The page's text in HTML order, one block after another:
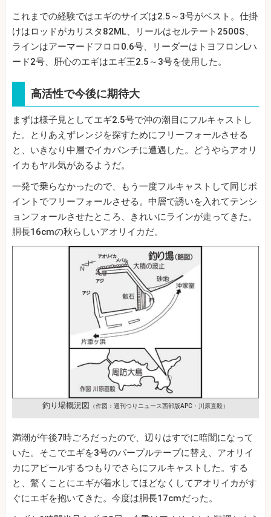
これまでの経験ではエギのサイズは2.5～3号がベスト。仕掛
けはロッドがカリスタ82ML、リールはセルテート2500S、
ラインはアーマードフロロ0.6号、リーダーはトヨフロンLハ
ード2号、肝心のエギはエギ王2.5～3号を使用した。
高活性で今後に期待大
まずは様子見としてエギ2.5号で沖の潮目にフルキャストし
た。とりあえずレンジを探すためにフリーフォールさせる
と、いきなり中層でイカパンチに遭遇した。どうやらアオリ
イカもヤル気があるようだ。
一発で乗らなかったので、もう一度フルキャストして同じポ
イントでフリーフォールさせる。中層で誘いを入れてテンシ
ョンフォールさせたところ、きれいにラインが走ってきた。
胴長16cmの秋らしいアオリイカだ。
釣り場概況図 （作図：週刊つりニュース西部版APC・川原直毅）
満潮が午後7時ごろだったので、辺りはすでに暗闇になって
いた。そこでエギを3号のパープルテープに替え、アオリイ
カにアピールするつもりでさらにフルキャストした。する
と、驚くことにエギが着水してほどなくしてアオリイカがす
ぐにエギを抱いてきた。今度は胴長17cmだった。